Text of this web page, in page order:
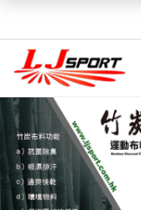
認識 LJ
介紹
為什麼選擇我們？
我們的客戶
球衣
足球 / 手球 hot
籃球
跑步 / 田徑 hot
團體服
T 恤
POLO 恤
熱昇華服裝 hot
紀念品
竹炭運動布口罩
熱昇華強力吸水毛巾
棒球帽
訂購指南
訂購流程
竹炭運動布功能
了解熱昇華印花